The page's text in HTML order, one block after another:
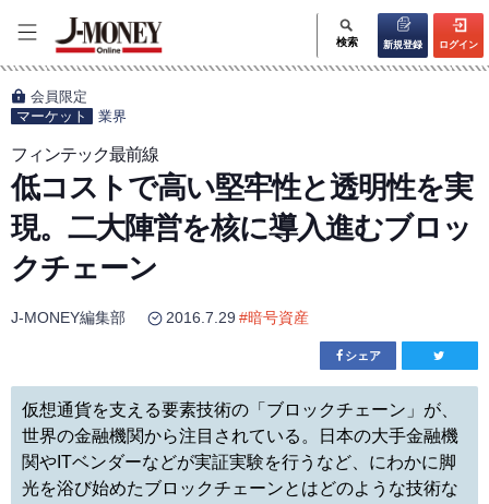
検索 新規登録 ログイン
会員限定
マーケット
業界
フィンテック最前線
低コストで高い堅牢性と透明性を実
現。二大陣営を核に導入進むブロッ
クチェーン
J-MONEY編集部 2016.7.29 #暗号資産
シェア
仮想通貨を支える要素技術の「ブロックチェーン」が、
世界の金融機関から注目されている。日本の大手金融機
関やITベンダーなどが実証実験を行うなど、にわかに脚
光を浴び始めたブロックチェーンとはどのような技術な